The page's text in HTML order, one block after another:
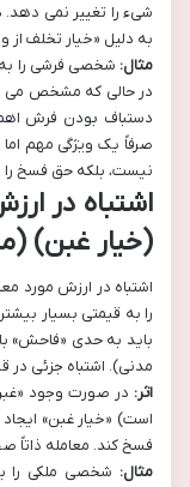
شیء را تغییر نمی
به دلیل «خیار تخلف
مثال: شخصی فرشی را
در حالی که مشخص می
دستباف بودن فرش
صرفاً یک ویژگی مهم
نیست، بلکه حق فسخ را
اشتباه در
(خیار غبن) (ماده ۴۱۶
اشتباه در ارزش مورد
را به قیمتی بسیار
مدنی). اشتباه جزئی
اثر: در صورت وجود
است) «خیار غبن»
فسخ کند. معامله ذاتاً
مثال: شخصی ملکی را